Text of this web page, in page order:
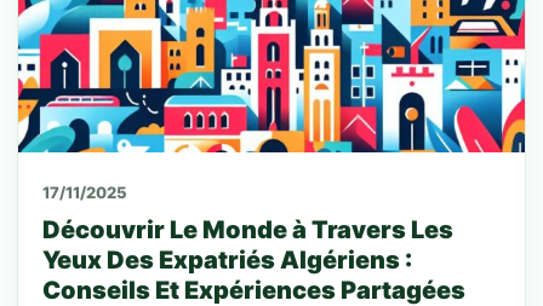
17/11/2025
Découvrir Le Monde à Travers Les
Yeux Des Expatriés Algériens :
Conseils Et Expériences Partagées